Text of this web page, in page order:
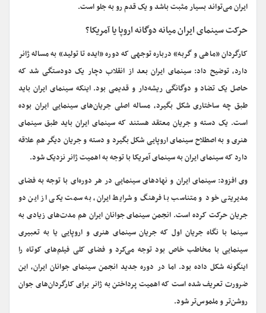
ایران می‌تواند بسیار مثبت باشد و یک قدم رو به جلو است.
حرکت سینمای ایران میانه دوگانه اروپا یا آمریکا؟
کارگردان «ماهی و گربه» درباره توجهی که دوره «ایده تا تولید» به مساله ژانر
دارد، توضیح داد: سینمای ایران بعد از انقلاب دچار یک دودستگی شد که
حاصل یک تضاد و دوگانگی ریشه‌دار و قدیمی بود. اینکه سینمای ایران باید
طبق چه ساختاری شکل بگیرد، مساله اصلی جریان‌های سینمایی ایران بوده
است. یک دسته و جریان معتقد هستند که سینمای ایران باید طبق سینمای
هنری و به اصطلاح سینمای اروپایی شکل بگیرد و دسته و جریان دیگر هم علاقه
دارد که سینمای ایران به سینمای آمریکا با توجه به اهمیت ژانر نزدیک شود.
وی افزود: سینمای ایران و نهادهای سینمایی در هر دوره‌ای با توجه به فضای
مدیریتی خود و متناسب با فرهنگ و شرایط ایران، به سمت یکی از این دو
جریان حرکت کرده است. انجمن سینمای جوانان ایران هم مدت‌های زیادی به
سینما با نگاه جریان اول که جریان سینمای هنری و اروپایی یا به تعبیری
سینمایی با مخاطب خاص بود توجه می‌کرد و فضای کلی فیلم‌های کوتاه را
اینگونه شکل داده بود. اما در دوره جدید انجمن سینمای جوانان ایران، این
ضرورت تعریف شده است که اهمیت پرداختن به ژانر برای کارگردان‌های جوان
روشن‌تر و ملموس‌تر شود.